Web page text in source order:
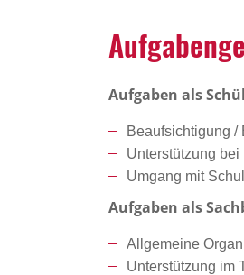
Aufgaben als
Beaufsichtigung /
Unterstützung
Umgang mit
Aufgaben als
Allgemeine
Unterstützung im